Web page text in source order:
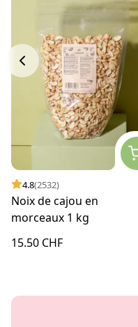
4.8(2532)
Noix de cajou en
morceaux 1 kg
15.50 CHF